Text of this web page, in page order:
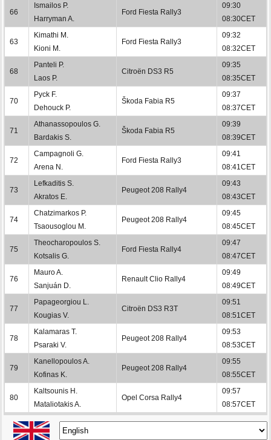
66
Ismailos P.
Harryman A.
Ford Fiesta Rally3
09:30
08:30CET
63
Kimathi M.
Kioni M.
Ford Fiesta Rally3
09:32
08:32CET
68
Panteli P.
Laos P.
Citroën DS3 R5
09:35
08:35CET
70
Pyck F.
Dehouck P.
Škoda Fabia R5
09:37
08:37CET
71
Athanassopoulos G.
Bardakis S.
Škoda Fabia R5
09:39
08:39CET
72
Campagnoli G.
Arena N.
Ford Fiesta Rally3
09:41
08:41CET
73
Lefkaditis S.
Akratos E.
Peugeot 208 Rally4
09:43
08:43CET
74
Chatzimarkos P.
Tsaousoglou M.
Peugeot 208 Rally4
09:45
08:45CET
75
Theocharopoulos S.
Kotsalis G.
Ford Fiesta Rally4
09:47
08:47CET
76
Mauro A.
Sanjuán D.
Renault Clio Rally4
09:49
08:49CET
77
Papageorgiou L.
Kougias V.
Citroën DS3 R3T
09:51
08:51CET
78
Kalamaras T.
Psaraki V.
Peugeot 208 Rally4
09:53
08:53CET
79
Kanellopoulos A.
Kofinas K.
Peugeot 208 Rally4
09:55
08:55CET
80
Kaltsounis H.
Mataliotakis A.
Opel Corsa Rally4
09:57
08:57CET